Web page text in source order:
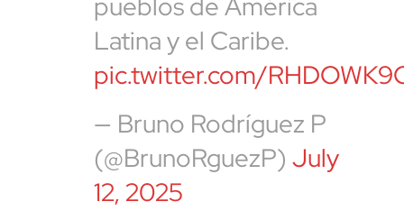
Latina y el Caribe.
pic.twitter.com/
— Bruno Rodríguez P
(@BrunoRguezP) July
12, 2025